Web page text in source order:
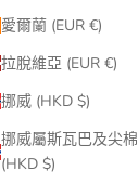
愛爾蘭 (EUR €)
拉脫維亞 (EUR €)
挪威 (HKD $)
挪威屬斯瓦巴及尖棉
(HKD $)